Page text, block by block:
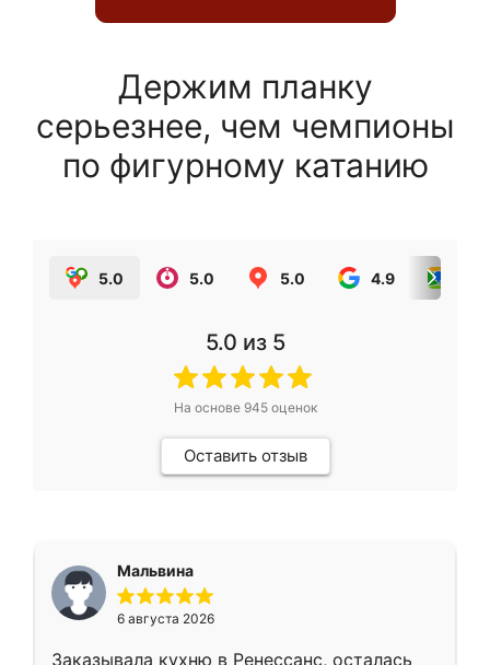
Держим планку
серьезнее, чем чемпионы
по фигурному катанию
5.0 5.0 5.0 4.9
5.0 из 5
На основе 945оценок
Оставить отзыв
Мальвина
6 августа 2026
Заказывала кухню в Ренессанс, осталась